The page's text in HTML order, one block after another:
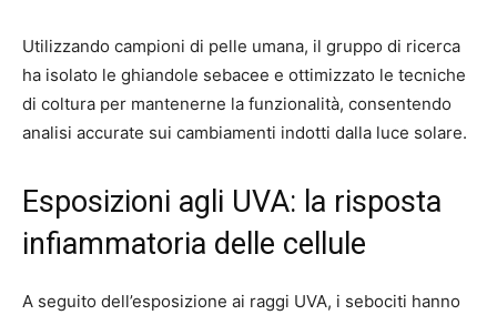
Utilizzando campioni di pelle umana, il gruppo di ricerca
ha isolato le ghiandole sebacee e ottimizzato le tecniche
di coltura per mantenerne la funzionalità, consentendo
analisi accurate sui cambiamenti indotti dalla luce solare.
Esposizioni agli UVA: la risposta
infiammatoria delle cellule
A seguito dell’esposizione ai raggi UVA, i sebociti hanno